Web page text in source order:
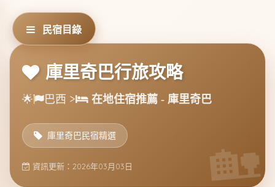
民宿目錄
庫里奇巴行旅攻略
🌟 巴西 > 在地住宿推薦 - 庫里奇巴
庫里奇巴民宿精選
資訊更新：2026年03月03日